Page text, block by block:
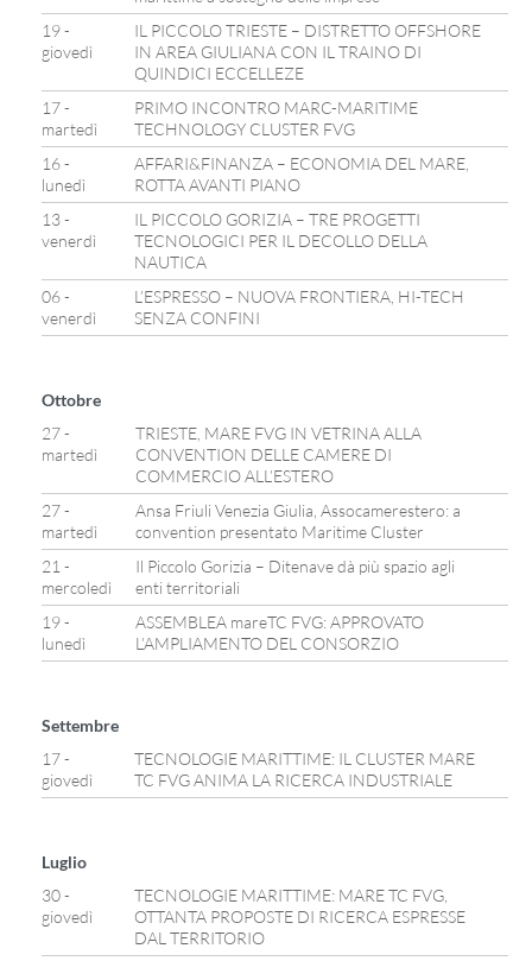
19 -
giovedì
IL PICCOLO TRIESTE – DISTRETTO OFFSHORE
IN AREA GIULIANA CON IL TRAINO DI
QUINDICI ECCELLEZE
17 -
martedì
PRIMO INCONTRO MARC-MARITIME
TECHNOLOGY CLUSTER FVG
16 -
lunedì
AFFARI&FINANZA – ECONOMIA DEL MARE,
ROTTA AVANTI PIANO
13 -
venerdì
IL PICCOLO GORIZIA – TRE PROGETTI
TECNOLOGICI PER IL DECOLLO DELLA
NAUTICA
06 -
venerdì
L’ESPRESSO – NUOVA FRONTIERA, HI-TECH
SENZA CONFINI
Ottobre
27 -
martedì
TRIESTE, MARE FVG IN VETRINA ALLA
CONVENTION DELLE CAMERE DI
COMMERCIO ALL’ESTERO
27 -
martedì
Ansa Friuli Venezia Giulia, Assocamerestero: a
convention presentato Maritime Cluster
21 -
mercoledì
Il Piccolo Gorizia – Ditenave dà più spazio agli
enti territoriali
19 -
lunedì
ASSEMBLEA mareTC FVG: APPROVATO
L’AMPLIAMENTO DEL CONSORZIO
Settembre
17 -
giovedì
TECNOLOGIE MARITTIME: IL CLUSTER MARE
TC FVG ANIMA LA RICERCA INDUSTRIALE
Luglio
30 -
giovedì
TECNOLOGIE MARITTIME: MARE TC FVG,
OTTANTA PROPOSTE DI RICERCA ESPRESSE
DAL TERRITORIO